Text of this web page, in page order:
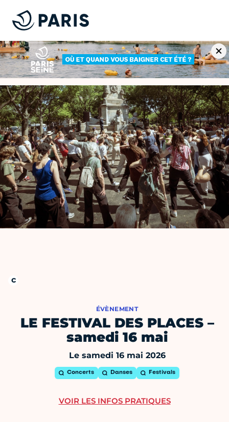
ÉVÈNEMENT
LE FESTIVAL DES PLACES –
samedi 16 mai
Le samedi 16 mai 2026
Concerts Danses Festivals
VOIR LES INFOS PRATIQUES